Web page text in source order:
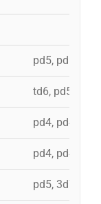
pd5, pd5, 3d7
td6, pd5, 4d7,
pd4, pd4,
pd4, pd4,
pd5, 3d7c,